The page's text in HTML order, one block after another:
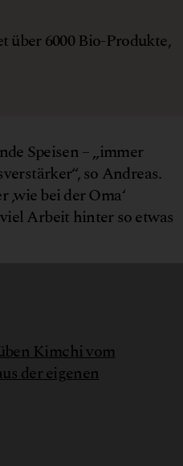
6000 Bio-Produkte,
Speisen – „immer
so Andreas.
bei der Oma‘
Arbeit hinter so etwas
Kimchi vom
der eigenen